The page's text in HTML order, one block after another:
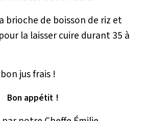
brioche de boisson de riz et
la laisser cuire durant 35 à
jus frais !
Bon appétit !